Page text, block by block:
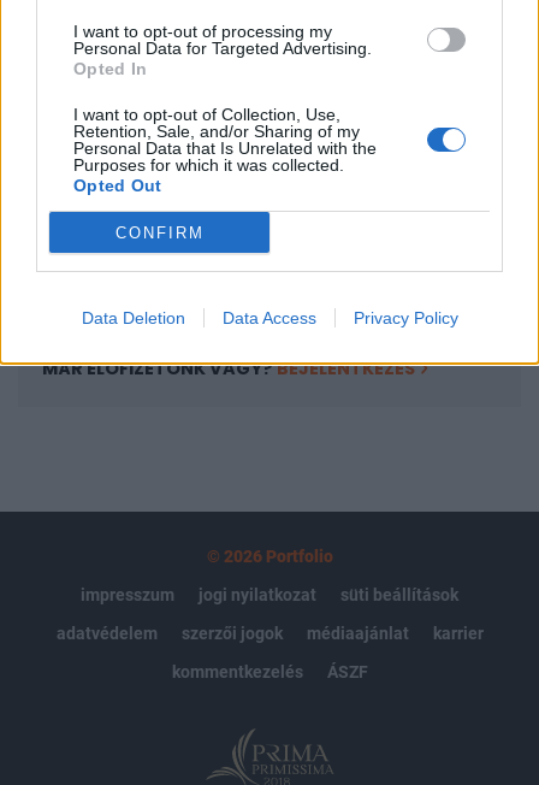
I want to opt-out of processing my
Personal Data for Targeted Advertising.
Opted In
I want to opt-out of Collection, Use,
Retention, Sale, and/or Sharing of my
Personal Data that Is Unrelated with the
Purposes for which it was collected.
Opted Out
CONFIRM
Data Deletion Data Access Privacy Policy
A keresett cikk a portfolio.hu hírarchívumához
tartozik, melynek olvasása előfizetéses
regisztrációhoz kötött.
Az előfizetés a következőket tartalmazza:
Portfolio.hu teljes cikkarchívum
Kötéslisták: BÉT elmúlt 2 év napon belüli
MÁR ELŐFIZETŐNK VAGY?BEJELENTKEZÉS
© 2026 Portfolio
impresszum
jogi nyilatkozat
süti beállítások
adatvédelem
szerzői jogok médiaajánlat
karrier
kommentkezelés
ÁSZF